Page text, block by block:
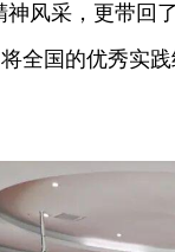
神风采，更带回
将全国的优秀实